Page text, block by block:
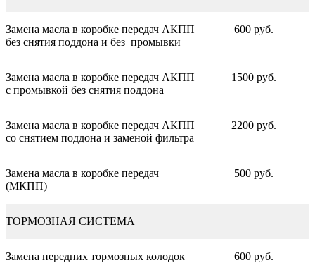
Замена масла в коробке передач АКПП
без снятия поддона и без промывки
600 руб.
Замена масла в коробке передач АКПП
с промывкой без снятия поддона
1500 руб.
Замена масла в коробке передач АКПП
со снятием поддона и заменой фильтра
2200 руб.
Замена масла в коробке передач
(МКПП)
500 руб.
ТОРМОЗНАЯ СИСТЕМА
Замена передних тормозных колодок 600 руб.